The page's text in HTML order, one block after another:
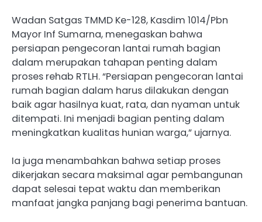
Wadan Satgas TMMD Ke-128, Kasdim 1014/Pbn
Mayor Inf Sumarna, menegaskan bahwa
persiapan pengecoran lantai rumah bagian
dalam merupakan tahapan penting dalam
proses rehab RTLH. “Persiapan pengecoran lantai
rumah bagian dalam harus dilakukan dengan
baik agar hasilnya kuat, rata, dan nyaman untuk
ditempati. Ini menjadi bagian penting dalam
meningkatkan kualitas hunian warga,” ujarnya.
Ia juga menambahkan bahwa setiap proses
dikerjakan secara maksimal agar pembangunan
dapat selesai tepat waktu dan memberikan
manfaat jangka panjang bagi penerima bantuan.